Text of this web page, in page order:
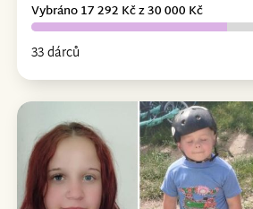
33 dárců
Vybráno 17 292 Kč z 30 000 Kč